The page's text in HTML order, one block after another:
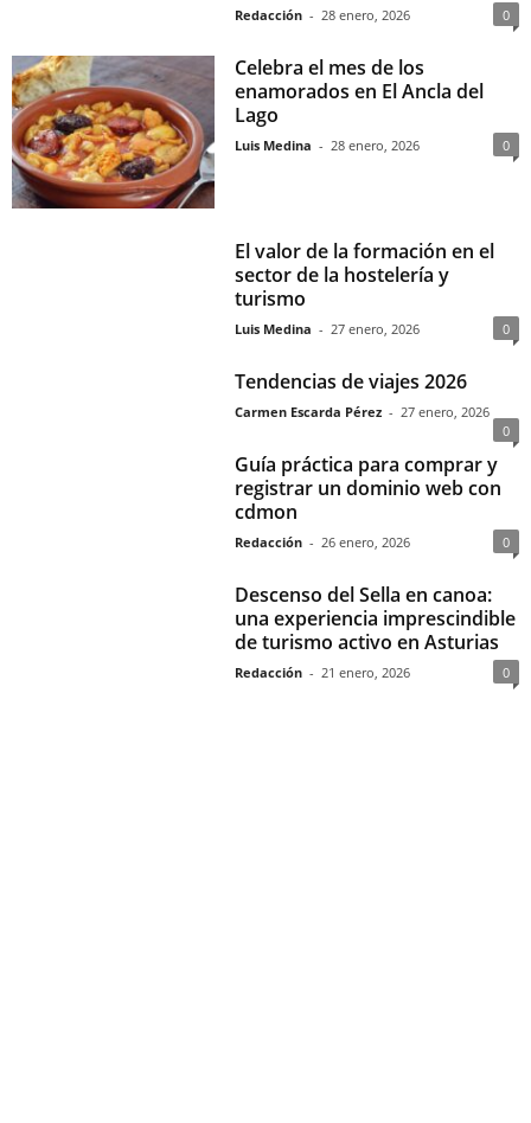
Redacción - 28 enero, 2026 0
Celebra el mes de los
enamorados en El Ancla del
Lago
Luis Medina - 28 enero, 2026 0
El valor de la formación en el
sector de la hostelería y
turismo
Luis Medina - 27 enero, 2026 0
Tendencias de viajes 2026
Carmen Escarda Pérez - 27 enero, 2026
0
Guía práctica para comprar y
registrar un dominio web con
cdmon
Redacción - 26 enero, 2026 0
Descenso del Sella en canoa:
una experiencia imprescindible
de turismo activo en Asturias
Redacción - 21 enero, 2026 0